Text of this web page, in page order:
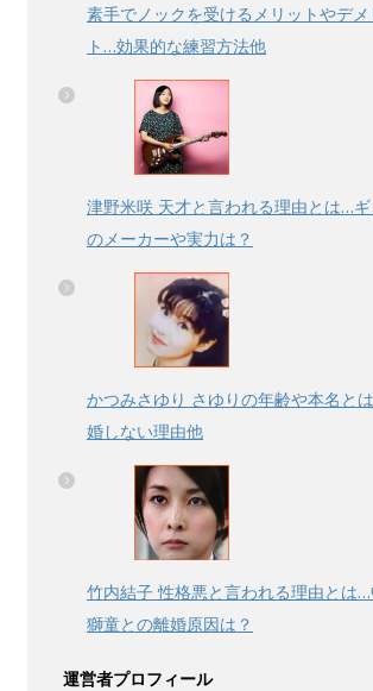
素手でノックを受けるメリットやデメ
ト…効果的な練習方法他
津野米咲 天才と言われる理由とは…
のメーカーや実力は？
かつみさゆり さゆりの年齢や本名と
婚しない理由他
竹内結子 性格悪と言われる理由とは
獅童との離婚原因は？
運営者プロフィール